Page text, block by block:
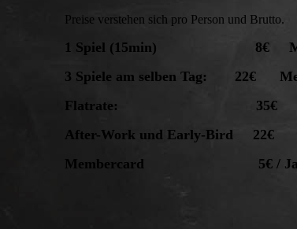
Preise verstehen sich pro Person und Brutto.
1 Spiel (15min) 8€
3 Spiele am selben Tag: 22€
Flatrate: 35€
After-Work und Early-Bird 22€
Membercard 5€ /